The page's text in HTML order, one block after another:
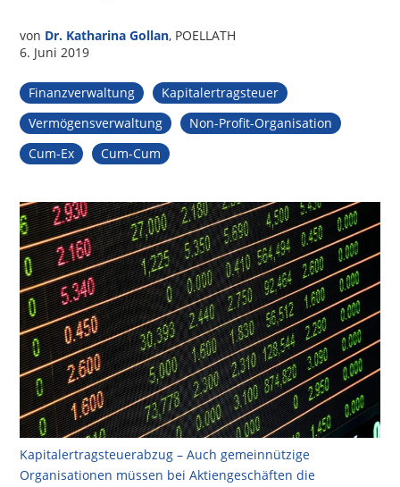
von Dr. Katharina Gollan, POELLATH
6. Juni 2019
Finanzverwaltung
Kapitalertragsteuer
Vermögensverwaltung
Non-Profit-Organisation
Cum-Ex
Cum-Cum
Kapitalertragsteuerabzug – Auch gemeinnützige
Organisationen müssen bei Aktiengeschäften die